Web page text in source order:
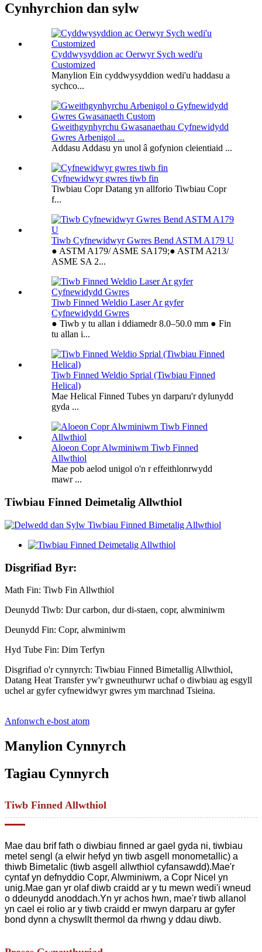
Cynhyrchion dan sylw
Cyddwysyddion ac Oerwyr Sych wedi'u
Customized
Manylion Ein cyddwysyddion wedi'u haddasu a
sychco...
Gweithgynhyrchu Gwasanaethau Cyfnewidydd
Gwres Arbenigol ...
Addasu Addasu yn unol â gofynion cleientiaid ...
Cyfnewidwyr gwres tiwb fin
Tiwbiau Copr Datang yn allforio Tiwbiau Copr
f...
Tiwb Cyfnewidwyr Gwres Bend ASTM A179 U
● ASTM A179/ ASME SA179;● ASTM A213/
ASME SA 2...
Tiwb Finned Weldio Laser Ar gyfer
Cyfnewidydd Gwres
● Tiwb y tu allan i ddiamedr 8.0–50.0 mm ● Fin
tu allan i...
Tiwb Finned Weldio Sprial (Tiwbiau Finned
Helical)
Mae Helical Finned Tubes yn darparu'r dylunydd
gyda ...
Aloeon Copr Alwminiwm Tiwb Finned
Allwthiol
Mae pob aelod unigol o'n r effeithlonrwydd
mawr ...
Tiwbiau Finned Deimetalig Allwthiol
Disgrifiad Byr:
Math Fin: Tiwb Fin Allwthiol
Deunydd Tiwb: Dur carbon, dur di-staen, copr, alwminiwm
Deunydd Fin: Copr, alwminiwm
Hyd Tube Fin: Dim Terfyn
Disgrifiad o'r cynnyrch: Tiwbiau Finned Bimetallig Allwthiol,
Datang Heat Transfer yw'r gwneuthurwr uchaf o diwbiau ag esgyll
uchel ar gyfer cyfnewidwyr gwres ym marchnad Tsieina.
Anfonwch e-bost atom
Manylion Cynnyrch
Tagiau Cynnyrch
Tiwb Finned Allwthiol
Mae dau brif fath o diwbiau finned ar gael gyda ni, tiwbiau
metel sengl (a elwir hefyd yn tiwb asgell monometallic) a
thiwb Bimetalic (tiwb asgell allwthiol cyfansawdd).Mae'r
cyntaf yn defnyddio Copr, Alwminiwm, a Copr Nicel yn
unig.Mae gan yr olaf diwb craidd ar y tu mewn wedi'i wneud
o ddeunydd anoddach.Yn yr achos hwn, mae'r tiwb allanol
yn cael ei rolio ar y tiwb craidd er mwyn darparu ar gyfer
bond dynn a chyswllt thermol da rhwng y ddau diwb.